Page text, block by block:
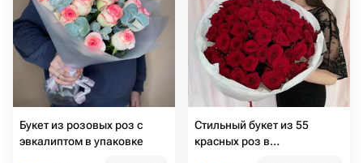
Букет из розовых роз с
эвкалиптом в упаковке
Стильный букет из 55
красных роз в